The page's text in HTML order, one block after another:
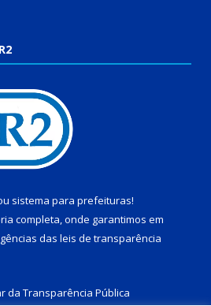
sistema para prefeituras!
completa, onde garantimos em
das leis de transparência
da Transparência Pública